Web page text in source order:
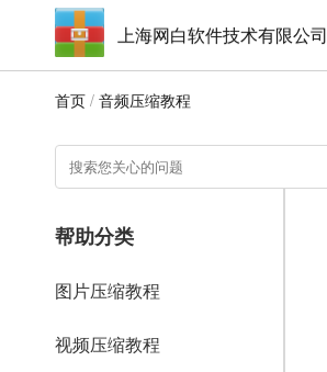
上海网白软件技术有限公司
首页 / 音频压缩教程
帮助分类
图片压缩教程
视频压缩教程